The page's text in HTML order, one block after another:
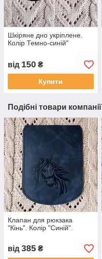
Шкіряне дно укріплене.
Колір Темно-синій"
від 150 ₴
Купити
Подібні товари компанії
Клапан для рюкзака
"Кiнь". Колір "Синій".
від 385 ₴